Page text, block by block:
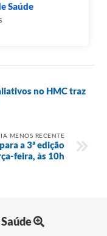
Saúde
no HMC traz
MENOS RECENTE
a 3ª edição
feira, às 10h
Saúde